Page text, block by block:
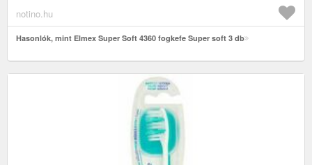
notino.hu
Hasonlók, mint Elmex Super Soft 4360 fogkefe Super soft 3 db